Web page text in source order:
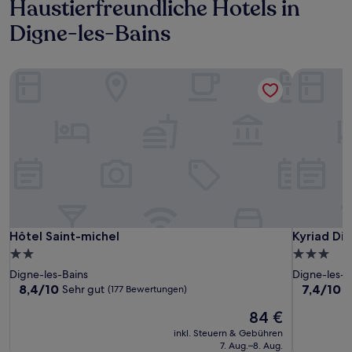
Haustierfreundliche Hotels in
Digne-les-Bains
Hôtel Saint-michel
Hôtel Saint-michel
2.0-
Sterne-
Unterkunft
Digne-les-Bains
8.4
8,4/10 Sehr gut (177 Bewertungen)
Der
Preis
beträgt
84 €
inkl. Steuern & Gebühren
7. Aug.–8. Aug.
Kyriad
Kyriad
3.0-
Sterne-
Digne-les-
7.4
7,4/10